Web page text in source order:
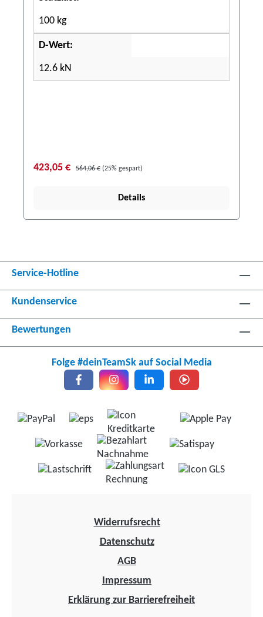
100 kg
D-Wert:
12.6 kN
423,05 € 564,06 € (25% gespart)
Details
Service-Hotline
Kundenservice
Bewertungen
Folge #deinTeamSk auf Social Media
Widerrufsrecht
Datenschutz
AGB
Impressum
Erklärung zur Barrierefreiheit